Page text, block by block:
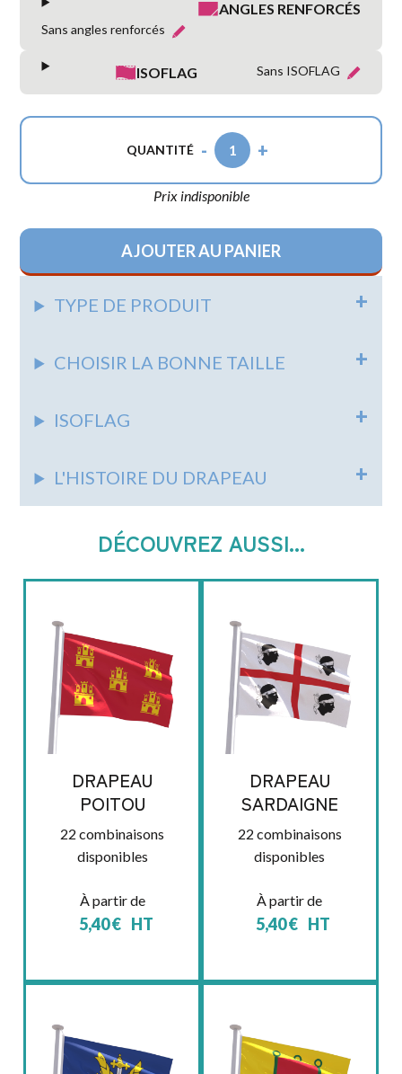
ANGLES RENFORCÉS
Sans angles renforcés
ISOFLAG Sans ISOFLAG
QUANTITÉ - 1 +
Prix indisponible
AJOUTER AU PANIER
TYPE DE PRODUIT
CHOISIR LA BONNE TAILLE
ISOFLAG
L'HISTOIRE DU DRAPEAU
DÉCOUVREZ AUSSI...
DRAPEAU
POITOU
22 combinaisons
disponibles
À partir de
5,40€ HT
DRAPEAU
SARDAIGNE
22 combinaisons
disponibles
À partir de
5,40€ HT